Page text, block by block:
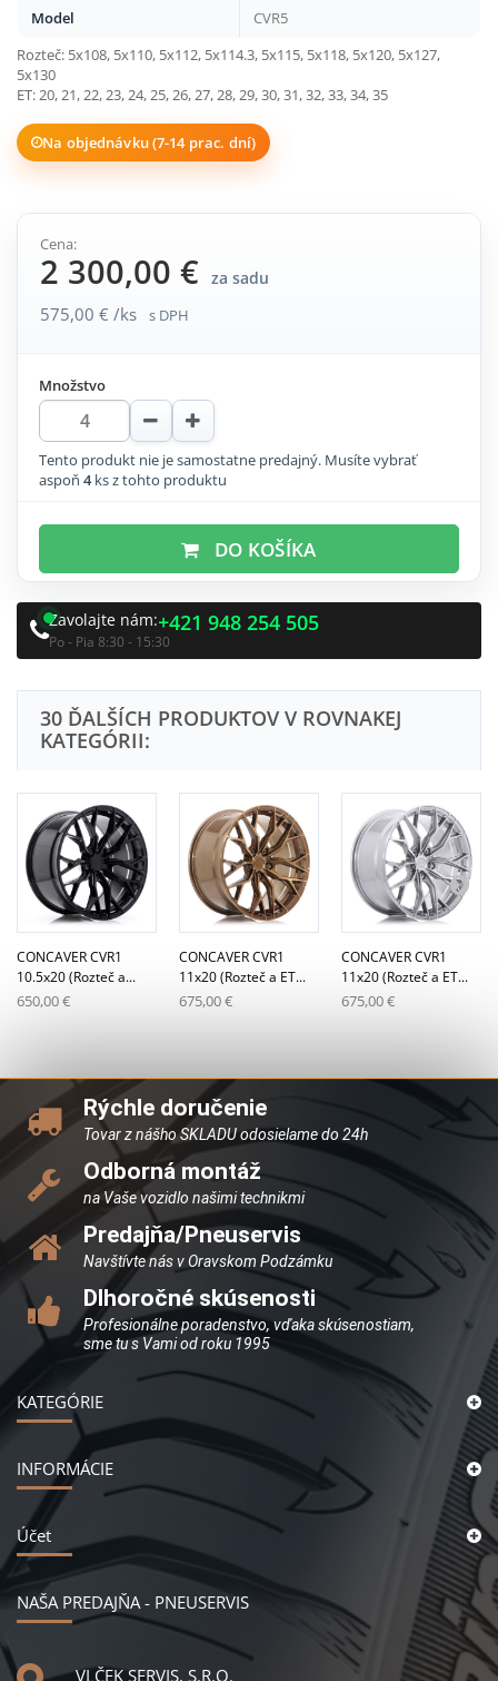
Model
CVR5
Rozteč: 5x108, 5x110, 5x112, 5x114.3, 5x115, 5x118, 5x120, 5x127,
5x130
ET: 20, 21, 22, 23, 24, 25, 26, 27, 28, 29, 30, 31, 32, 33, 34, 35
Na objednávku (7-14 prac. dní)
Cena:
2 300,00 € za sadu
575,00 € /ks s DPH
Množstvo
Tento produkt nie je samostatne predajný. Musíte vybrať
aspoň 4ks z tohto produktu
DO KOŠÍKA
Zavolajte nám:+421 948 254 505
Po - Pia 8:30 - 15:30
30 ĎALŠÍCH PRODUKTOV V ROVNAKEJ
KATEGÓRII:
CONCAVER CVR1
10.5x20 (Rozteč a...
650,00 €
CONCAVER CVR1
11x20 (Rozteč a ET...
675,00 €
CONCAVER CVR1
11x20 (Rozteč a ET...
675,00 €
Rýchle doručenie
Tovar z nášho SKLADU odosielame do 24h
Odborná montáž
na Vaše vozidlo našimi technikmi
Predajňa/Pneuservis
Navštívte nás v Oravskom Podzámku
Dlhoročné skúsenosti
Profesionálne poradenstvo, vďaka skúsenostiam,
sme tu s Vami od roku 1995
KATEGÓRIE
INFORMÁCIE
Účet
NAŠA PREDAJŇA - PNEUSERVIS
VLČEK SERVIS, S.R.O.